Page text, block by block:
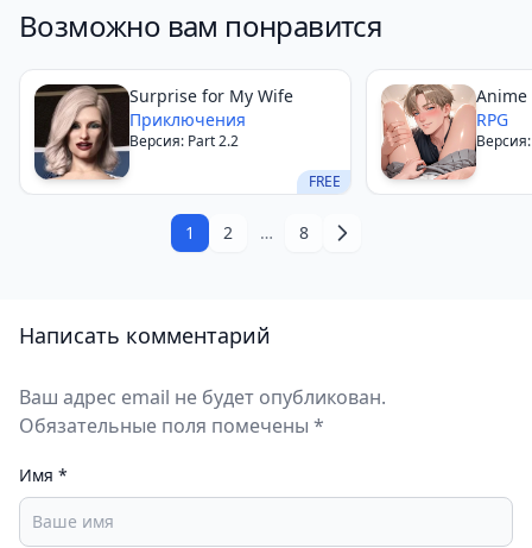
новую версию ещё более увлекательной. Это игра
для тех, кто жаждет неожиданных приключений,
наслаждается харизматичными персонажами и с
увлечением погружается в интригующее
повествование.
Возможно вам понравится
FREE
Surprise for My Wife
Приключения
Версия: Part 2.2
Anime
Stories
RPG
1 2 … 8
Написать комментарий
Ваш адрес email не будет опубликован.
Обязательные поля помечены *
Имя *